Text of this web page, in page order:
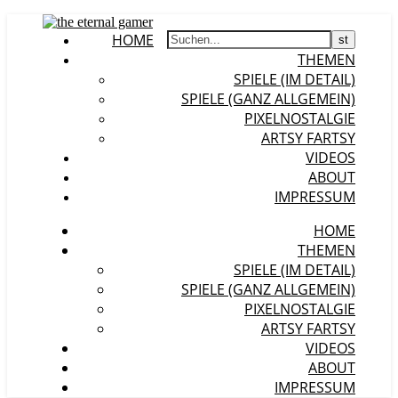
HOME
THEMEN
SPIELE (IM DETAIL)
SPIELE (GANZ ALLGEMEIN)
PIXELNOSTALGIE
ARTSY FARTSY
VIDEOS
ABOUT
IMPRESSUM
HOME
THEMEN
SPIELE (IM DETAIL)
SPIELE (GANZ ALLGEMEIN)
PIXELNOSTALGIE
ARTSY FARTSY
VIDEOS
ABOUT
IMPRESSUM